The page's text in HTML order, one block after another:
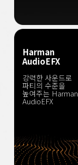
Harman
AudioEFX
강력한 사운드로
파티의 수준을
높여주는 Harman
AudioEFX